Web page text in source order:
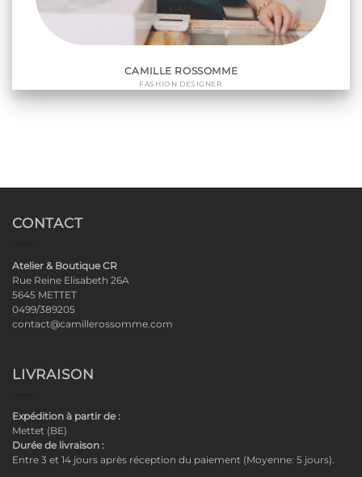
CAMILLE ROSSOMME
FASHION DESIGNER
CONTACT
Atelier & Boutique CR
Rue Reine Elisabeth 26A
5645 METTET
0499/389205
contact@camillerossomme.com
LIVRAISON
Expédition à partir de :
Mettet (BE)
Durée de livraison :
Entre 3 et 14 jours après réception du paiement (Moyenne: 5 jours).